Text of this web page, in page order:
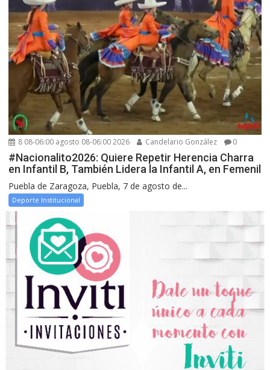
8 08-06:00 agosto 08-06:00 2026 Candelario González 0
#Nacionalito2026: Quiere Repetir Herencia Charra
en Infantil B, También Lidera la Infantil A, en Femenil
Puebla de Zaragoza, Puebla, 7 de agosto de...
Deporte Institucional